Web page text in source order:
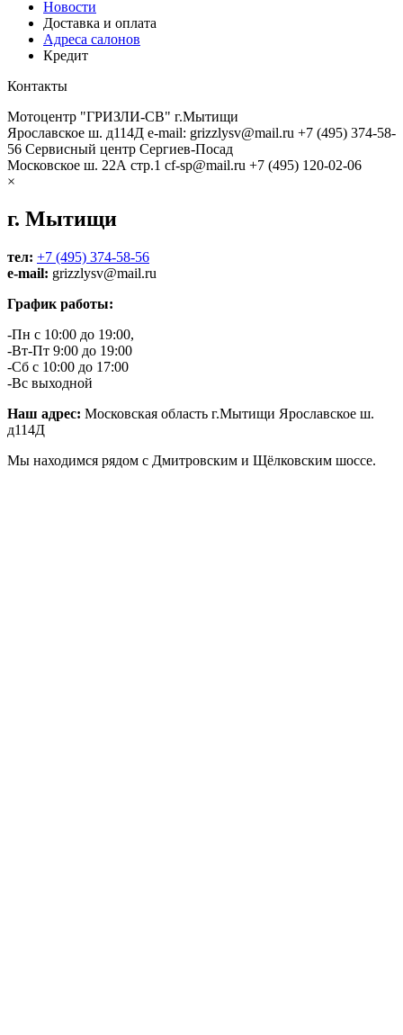
Новости
Доставка и оплата
Адреса салонов
Кредит
Контакты
Мотоцентр "ГРИЗЛИ-СВ" г.Мытищи
Ярославское ш. д114Д e-mail: grizzlysv@mail.ru +7 (495) 374-58-
56 Сервисный центр Сергиев-Посад
Московское ш. 22А стр.1 cf-sp@mail.ru +7 (495) 120-02-06
×
г. Мытищи
тел: +7 (495) 374-58-56
e-mail: grizzlysv@mail.ru
График работы:
-Пн с 10:00 до 19:00,
-Вт-Пт 9:00 до 19:00
-Сб с 10:00 до 17:00
-Вс выходной
Наш адрес: Московская область г.Мытищи Ярославское ш.
д114Д
Мы находимся рядом с Дмитровским и Щёлковским шоссе.